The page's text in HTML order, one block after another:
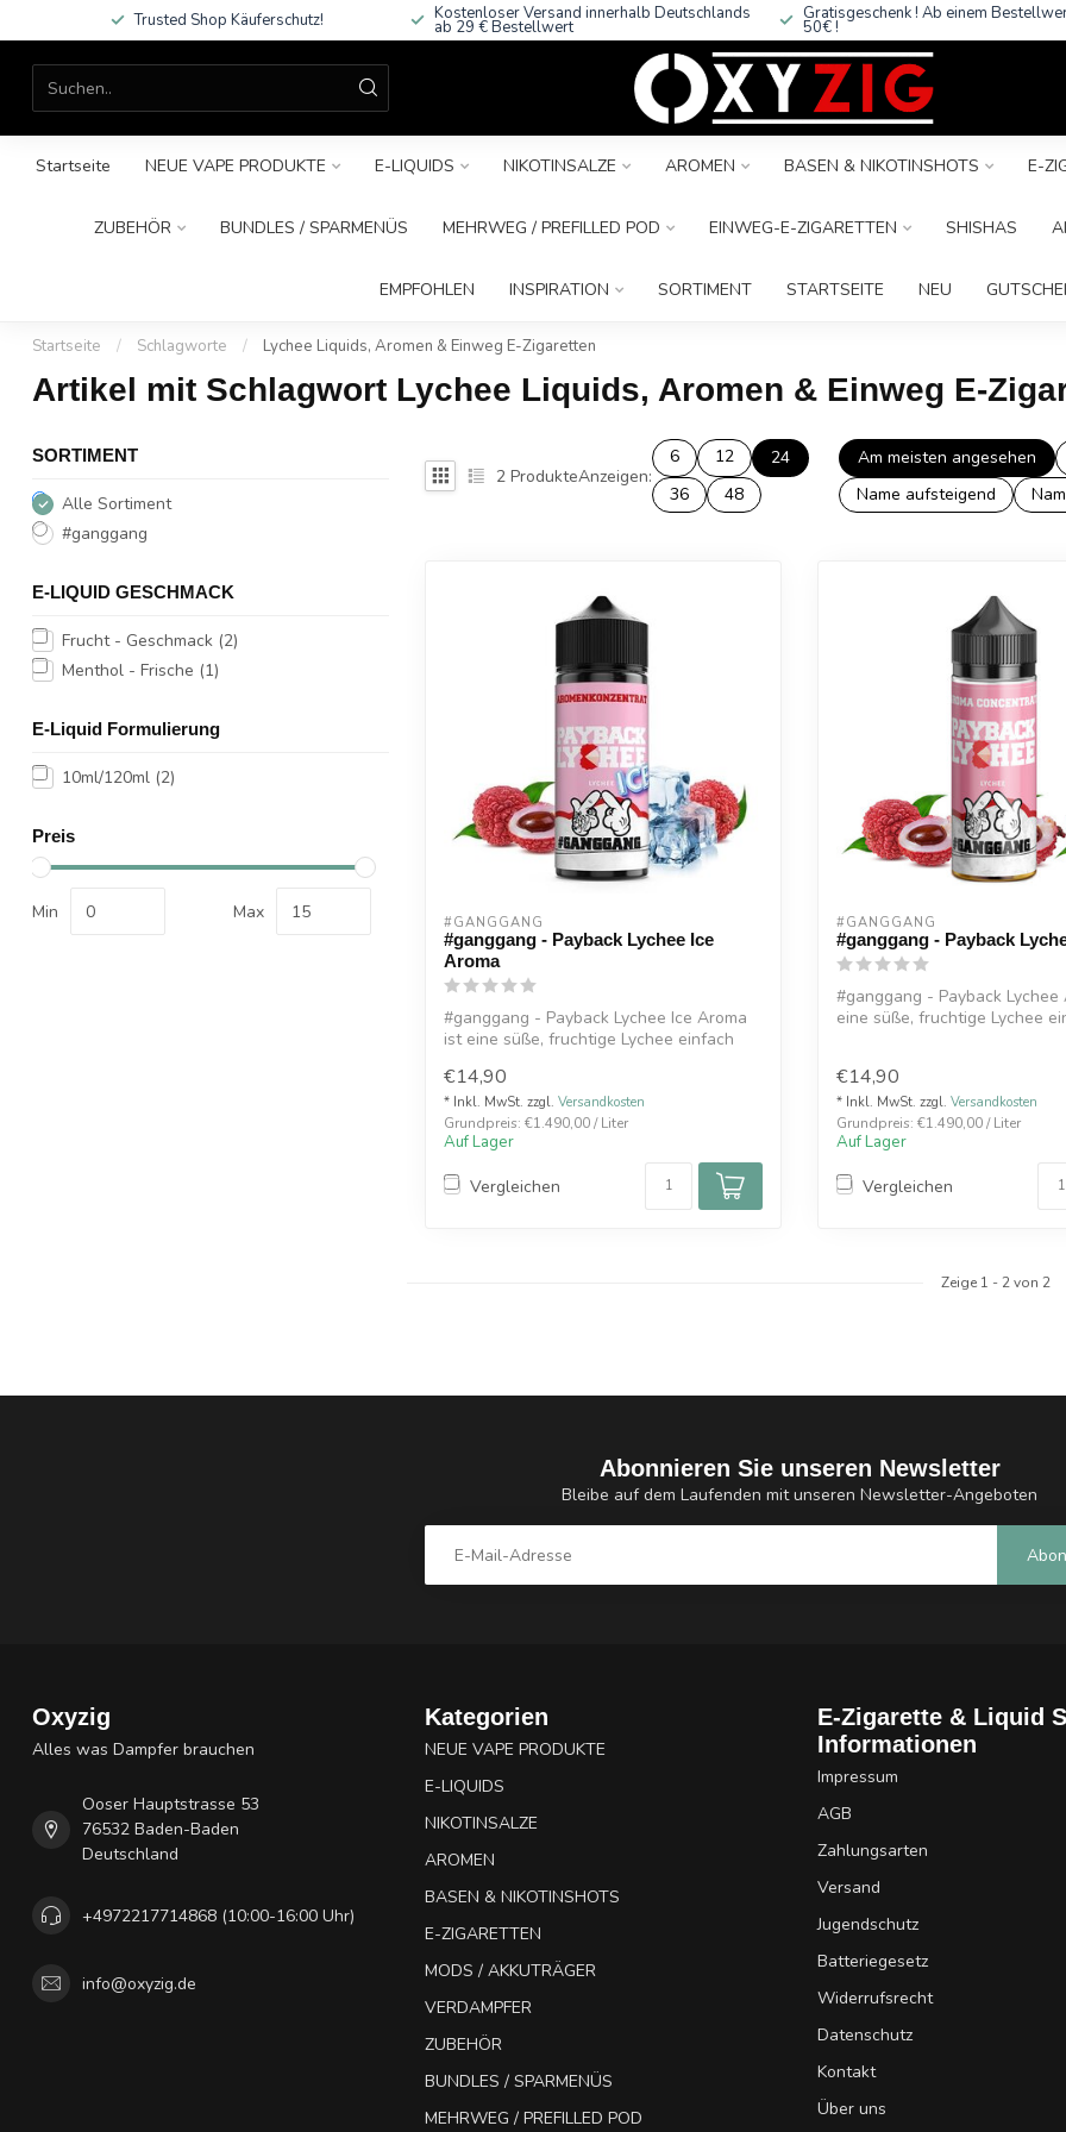
Trusted Shop Käuferschutz! Kostenloser Versand innerhalb Deutschlands
ab 29 € Bestellwert
Gratisgeschenk ! Ab einem
50€ !
Startseite NEUE VAPE PRODUKTE E-LIQUIDS NIKOTINSALZE AROMEN BASEN & NIKOTINSHOTS E-
ZUBEHÖR BUNDLES / SPARMENÜS MEHRWEG / PREFILLED POD EINWEG-E-ZIGARETTEN SHISHAS
EMPFOHLEN INSPIRATION SORTIMENT STARTSEITE NEU
Startseite / Schlagworte / Lychee Liquids, Aromen & Einweg E-Zigaretten
Artikel mit Schlagwort Lychee Liquids, Aromen & Einweg E-
SORTIMENT
Alle Sortiment
#ganggang
E-LIQUID GESCHMACK
Frucht - Geschmack (2)
Menthol - Frische (1)
E-Liquid Formulierung
10ml/120ml (2)
Preis
Min Max
2 ProdukteAnzeigen:
6 12
24
36
48
Am meisten angesehen
Name aufsteigend
#GANGGANG
#ganggang - Payback Lychee Ice
Aroma
#ganggang - Payback Lychee Ice Aroma
ist eine süße, fruchtige Lychee einfach
€14,90
* Inkl. MwSt. zzgl. Versandkosten
Grundpreis: €1.490,00 / Liter
Auf Lager
Vergleichen
#GANGGANG
#ganggang - Payback
#ganggang - Payback Lychee
eine süße, fruchtige Lychee
€14,90
* Inkl. MwSt. zzgl. Versandkosten
Grundpreis: €1.490,00 / Liter
Auf Lager
Vergleichen
Zeige 1 - 2von 2
Abonnieren Sie unseren Newsletter
Bleibe auf dem Laufenden mit unseren Newsletter-Angeboten
Oxyzig
Alles was Dampfer brauchen
Ooser Hauptstrasse 53
76532 Baden-Baden
Deutschland
+4972217714868 (10:00-16:00 Uhr)
info@oxyzig.de
Kategorien
NEUE VAPE PRODUKTE
E-LIQUIDS
NIKOTINSALZE
AROMEN
BASEN & NIKOTINSHOTS
E-ZIGARETTEN
MODS / AKKUTRÄGER
VERDAMPFER
ZUBEHÖR
BUNDLES / SPARMENÜS
MEHRWEG / PREFILLED POD
E-Zigarette & Liquid
Informationen
Impressum
AGB
Zahlungsarten
Versand
Jugendschutz
Batteriegesetz
Widerrufsrecht
Datenschutz
Kontakt
Über uns